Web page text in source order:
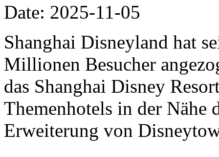
Date: 2025-11-05
Shanghai Disneyland hat
Millionen Besucher
das Shanghai Disney
Themenhotels in der Nähe
Erweiterung von